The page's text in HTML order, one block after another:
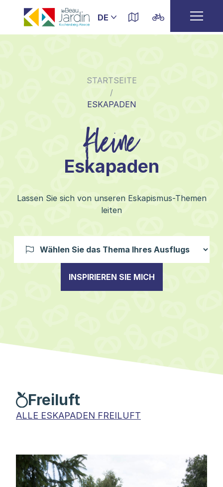
STARTSEITE
/
ESKAPADEN
Kleine
Eskapaden
Lassen Sie sich von unseren Eskapismus-Themen
leiten
INSPIRIEREN SIE MICH
Freiluft
ALLE ESKAPADEN FREILUFT